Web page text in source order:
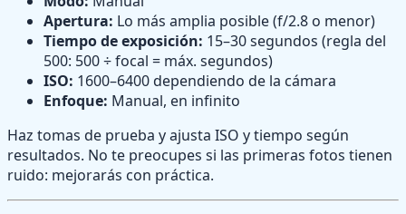
Apertura: Lo más amplia posible (f/2.8 o menor)
Tiempo de exposición: 15–30 segundos (regla del
500: 500 ÷ focal = máx. segundos)
ISO: 1600–6400 dependiendo de la cámara
Enfoque: Manual, en infinito
Haz tomas de prueba y ajusta ISO y tiempo según
resultados. No te preocupes si las primeras fotos tienen
ruido: mejorarás con práctica.